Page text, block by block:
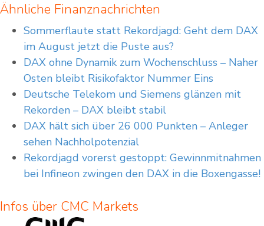
Ähnliche Finanznachrichten
Sommerflaute statt Rekordjagd: Geht dem DAX
im August jetzt die Puste aus?
DAX ohne Dynamik zum Wochenschluss – Naher
Osten bleibt Risikofaktor Nummer Eins
Deutsche Telekom und Siemens glänzen mit
Rekorden – DAX bleibt stabil
DAX hält sich über 26 000 Punkten – Anleger
sehen Nachholpotenzial
Rekordjagd vorerst gestoppt: Gewinnmitnahmen
bei Infineon zwingen den DAX in die Boxengasse!
Infos über CMC Markets